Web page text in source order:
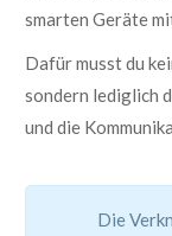
smarten Geräte
Dafür musst du
sondern lediglich
und die
Die